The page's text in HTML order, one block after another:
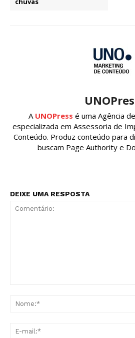
A UNOPress é uma Agência
especializada em Assessoria de
Conteúdo. Produz conteúdo para
buscam Page Authority e
DEIXE UMA RESPOSTA